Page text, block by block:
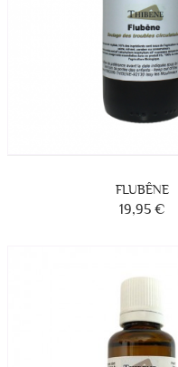
FLUBÊNE
Prix
19,95 €